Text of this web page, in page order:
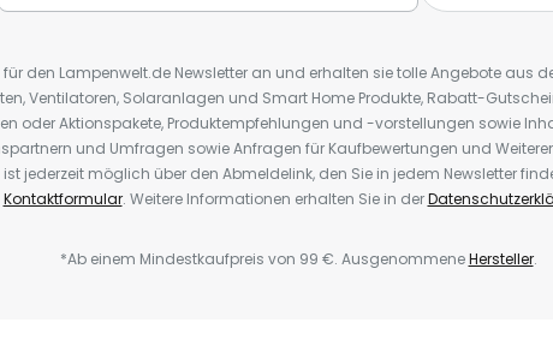
für den Lampenwelt.de Newsletter an und erhalten sie tolle Angebote aus
Ventilatoren, Solaranlagen und Smart Home Produkte, Rabatt-
oder Aktionspakete, Produktempfehlungen und -vorstellungen sowie
und Umfragen sowie Anfragen für Kaufbewertungen und
jederzeit möglich über den Abmeldelink, den Sie in jedem Newsletter
Kontaktformular. Weitere Informationen erhalten Sie in der
*Ab einem Mindestkaufpreis von 99 €. AusgenommeneHersteller.